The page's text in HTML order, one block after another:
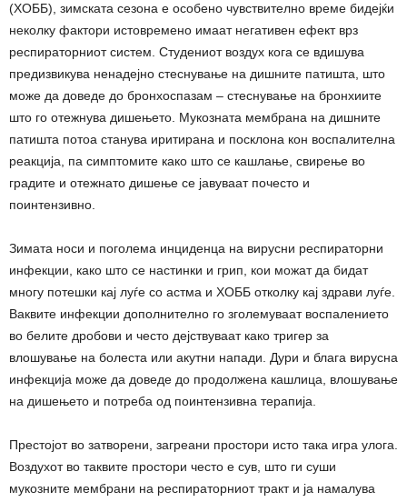
(ХОББ), зимската сезона е особено чувствително време бидејќи
неколку фактори истовремено имаат негативен ефект врз
респираторниот систем. Студениот воздух кога се вдишува
предизвикува ненадејно стеснување на дишните патишта, што
може да доведе до бронхоспазам – стеснување на бронхиите
што го отежнува дишењето. Мукозната мембрана на дишните
патишта потоа станува иритирана и посклона кон воспалителна
реакција, па симптомите како што се кашлање, свирење во
градите и отежнато дишење се јавуваат почесто и
поинтензивно.
Зимата носи и поголема инциденца на вирусни респираторни
инфекции, како што се настинки и грип, кои можат да бидат
многу потешки кај луѓе со астма и ХОББ отколку кај здрави луѓе.
Ваквите инфекции дополнително го зголемуваат воспалението
во белите дробови и често дејствуваат како тригер за
влошување на болеста или акутни напади. Дури и блага вирусна
инфекција може да доведе до продолжена кашлица, влошување
на дишењето и потреба од поинтензивна терапија.
Престојот во затворени, загреани простори исто така игра улога.
Воздухот во таквите простори често е сув, што ги суши
мукозните мембрани на респираторниот тракт и ја намалува